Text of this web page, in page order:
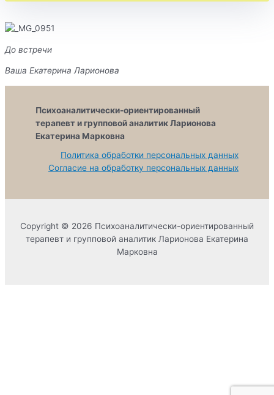
До встречи
Ваша Екатерина Ларионова
Психоаналитически-ориентированный
терапевт и групповой аналитик Ларионова
Екатерина Марковна
Политика обработки персональных данных
Согласие на обработку персональных данных
Copyright © 2026 Психоаналитически-ориентированный
терапевт и групповой аналитик Ларионова Екатерина
Марковна